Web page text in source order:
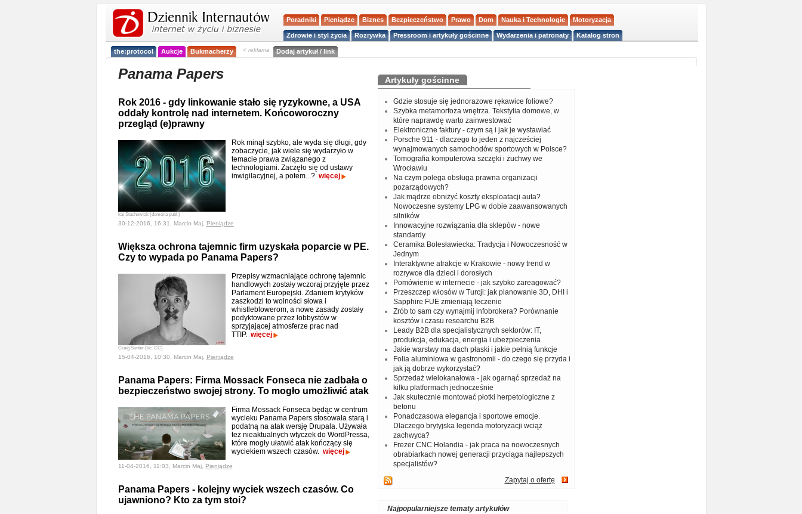
Poradniki Pieniądze Biznes Bezpieczeństwo Prawo Dom Nauka i Technologie Motoryzacja
Zdrowie i styl życia Rozrywka Pressroom i artykuły gościnne Wydarzenia i patronaty Katalog stron
the:protocol Aukcje Bukmacherzy < reklama Dodaj artykuł / link
Panama Papers
Rok 2016 - gdy linkowanie stało się ryzykowne, a USA
oddały kontrolę nad internetem. Końcoworoczny
przegląd (e)prawny
kai Stachowiak (domena publ.)
Rok minął szybko, ale wyda się długi, gdy
zobaczycie, jak wiele się wydarzyło w
temacie prawa związanego z
technologiami. Zaczęło się od ustawy
inwigilacyjnej, a potem...? więcej
30-12-2016, 16:31, Marcin Maj, Pieniądze
Większa ochrona tajemnic firm uzyskała poparcie w PE.
Czy to wypada po Panama Papers?
Craig Sunter (lic. CC)
Przepisy wzmacniające ochronę tajemnic
handlowych zostały wczoraj przyjęte przez
Parlament Europejski. Zdaniem krytyków
zaszkodzi to wolności słowa i
whistleblowerom, a nowe zasady zostały
podyktowane przez lobbystów w
sprzyjającej atmosferze prac nad
TTIP. więcej
15-04-2016, 10:30, Marcin Maj, Pieniądze
Panama Papers: Firma Mossack Fonseca nie zadbała o
bezpieczeństwo swojej strony. To mogło umożliwić atak
Firma Mossack Fonseca będąc w centrum
wycieku Panama Papers stosowała starą i
podatną na atak wersję Drupala. Używała
też nieaktualnych wtyczek do WordPressa,
które mogły ułatwić atak kończący się
wyciekiem wszech czasów. więcej
11-04-2016, 11:03, Marcin Maj, Pieniądze
Panama Papers - kolejny wyciek wszech czasów. Co
ujawniono? Kto za tym stoi?
Artykuły gościnne
Gdzie stosuje się jednorazowe rękawice foliowe?
Szybka metamorfoza wnętrza. Tekstylia domowe, w
które naprawdę warto zainwestować
Elektroniczne faktury - czym są i jak je wystawiać
Porsche 911 - dlaczego to jeden z najcześciej
wynajmowanych samochodów sportowych w Polsce?
Tomografia komputerowa szczęki i żuchwy we
Wrocławiu
Na czym polega obsługa prawna organizacji
pozarządowych?
Jak mądrze obniżyć koszty eksploatacji auta?
Nowoczesne systemy LPG w dobie zaawansowanych
silników
Innowacyjne rozwiązania dla sklepów - nowe
standardy
Ceramika Bolesławiecka: Tradycja i Nowoczesność w
Jednym
Interaktywne atrakcje w Krakowie - nowy trend w
rozrywce dla dzieci i dorosłych
Pomówienie w internecie - jak szybko zareagować?
Przeszczep włosów w Turcji: jak planowanie 3D, DHI i
Sapphire FUE zmieniają leczenie
Zrób to sam czy wynajmij infobrokera? Porównanie
kosztów i czasu researchu B2B
Leady B2B dla specjalistycznych sektorów: IT,
produkcja, edukacja, energia i ubezpieczenia
Jakie warstwy ma dach płaski i jakie pełnią funkcje
Folia aluminiowa w gastronomii - do czego się przyda i
jak ją dobrze wykorzystać?
Sprzedaż wielokanałowa - jak ogarnąć sprzedaż na
kilku platformach jednocześnie
Jak skutecznie montować płotki herpetologiczne z
betonu
Ponadczasowa elegancja i sportowe emocje.
Dlaczego brytyjska legenda motoryzacji wciąż
zachwyca?
Frezer CNC Holandia - jak praca na nowoczesnych
obrabiarkach nowej generacji przyciąga najlepszych
specjalistów?
Zapytaj o ofertę
Najpopularniejsze tematy artykułów